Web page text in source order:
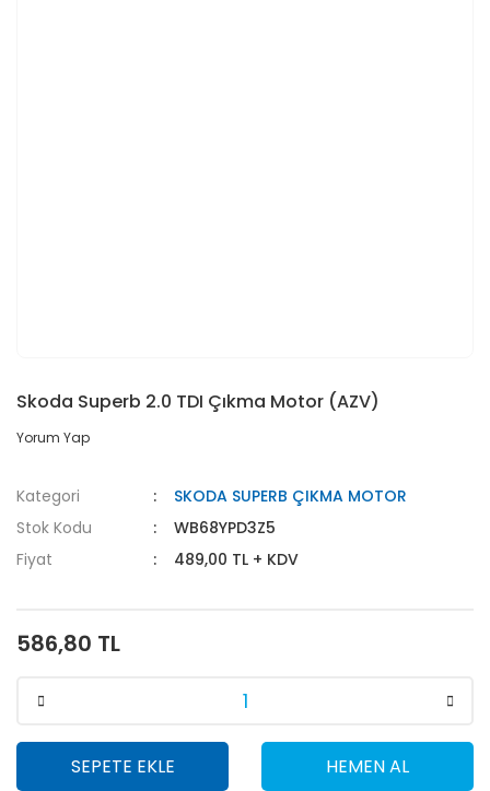
Skoda Superb 2.0 TDI Çıkma Motor (AZV)
Yorum Yap
Kategori
SKODA SUPERB ÇIKMA MOTOR
Stok Kodu
WB68YPD3Z5
Fiyat
489,00 TL + KDV
586,80 TL
SEPETE EKLE HEMEN AL